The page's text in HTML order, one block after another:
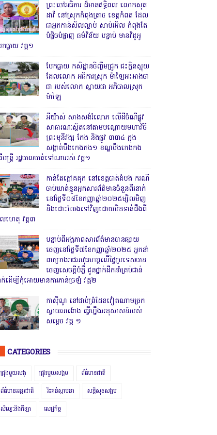
ព្រះចៅអធិការ ដ៏មានឥទ្ធិពល លោកសុត
ដាវី នៅស្រុកកំពុងត្រាច ខេត្តកំពត ដែល
ជាអ្នកកាន់សិលល្អាប់ សាប់រអិល កំពុងតែ
បំផ្លិចបំផ្លាញ ធម៌វិន័យ បន្ទាប់ មានវិដូអូ
កធ្លាយ វគ្គ១
បែកធ្លាយ កសិដ្ឋានចិញ្ចឹមជ្រូក ជះក្លិនស្អុយ
ដែលលោក អធិការស្រុក ម៉ាឡៃអះអាងថា
ជា របស់លោក ស្វាយជា អភិបាលស្រុក
ម៉ាឡៃ
អីយ៉ាស់ សាងសង់រំលោភ លើដីចំណីផ្លូវ
សាធារណៈស្ថិតនៅតាមបណ្ដោយមហាវិថី
ព្រះមុនីវង្ស កែង និងផ្លូវ ៣៣៤ ក្នុង
សង្កាត់បឹងកេងកង១ ខណ្ឌបឹងកេងកង
មន្ត្រី រដ្ឋបាលបាត់ទៅណាអស់ វគ្គ១
កាន់តែក្តៅគគុក នៅខេត្តបាត់ដំបង ករណី
ចាប់ឃាត់ខ្លួនអ្នកសារព័ត៌មានចំនួនពីរនាក់
នៅថ្ងៃទី០៨ខែកញ្ញាឆ្នាំ២០២៥ម្សិលមិញ
និងដោះលែងទៅវិញដោយមិនទាន់ដឹងពី
ហេតុ វគ្គ៣
បន្ទាប់ពីអង្គភាពសារព័ត៌មានបានផ្សាយ
ចេញនៅថ្ងៃទី៧ខែកញ្ញាឆ្នាំ២០២៥ អ្នកនាំ
ពាក្យកងរាជអាវុធហត្ថលើផ្ទៃប្រទេសបាន
ចេញសេចក្តីបំភ្លឺ ជូនថ្នាក់ដឹកនាំគ្រប់ជាន់
ាក់ដើម្បីកុំអោយមានការភាន់ច្រឡំ វគ្គ២
កាសុីណូ នៅជាប់ព្រំដែនវៀតណាមច្រក
ស្វាយអាង៉ោង ធ្វើហ្នឹងអនុសាសន៍របស់
សម្ដេច វគ្គ ១
CATEGORIES
ជ្រុងមួយសង្ ជ្រុងមួយសង្គម ព័ត៌មានជាតិ
ព័ត៌មានអន្តរជាតិ រិះគន់ស្ថាបនា សន្តិសុខសង្គម
សិល្បៈនិងកីឡា សេដ្ឋកិច្ច